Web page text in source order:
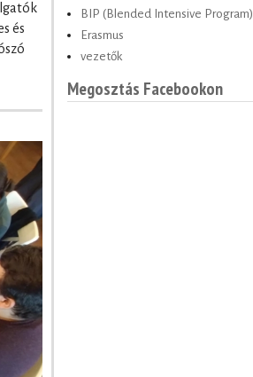
és
BIP (Blended Intensive Program)
Erasmus
vezetők
Megosztás Facebookon